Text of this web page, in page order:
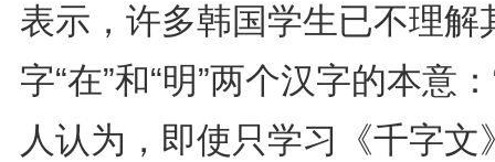
表示，许多韩国学生已不理解
字“在”和“明”两个汉字的本意
人认为，即使只学习《千字文